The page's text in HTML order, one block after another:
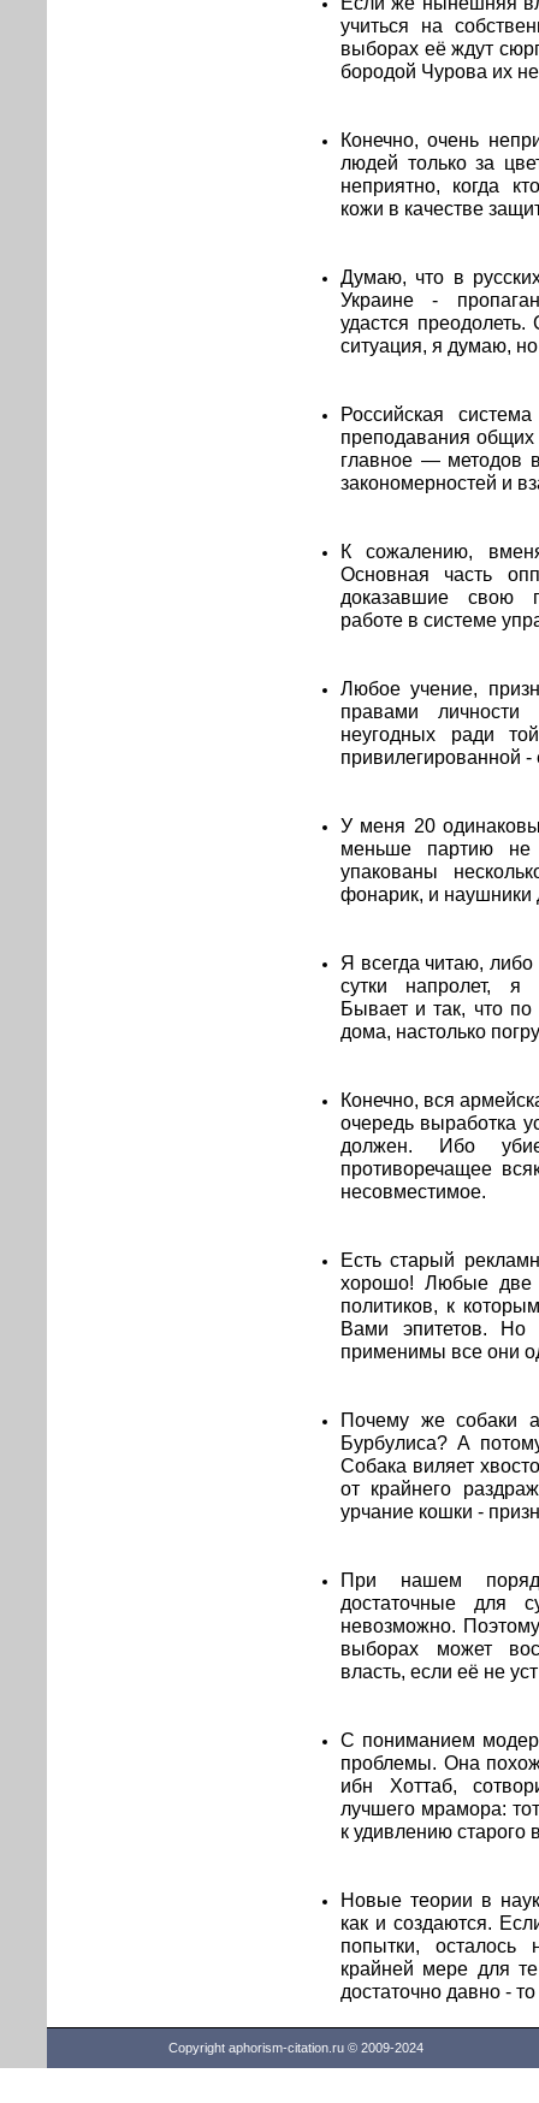
учиться на
выборах её ждут
бородой Чурова их
Конечно, очень
людей только за
неприятно, когда
кожи в качестве
Думаю, что в
Украине -
удастся
ситуация, я думаю,
Российская
преподавания
главное — методов
закономерностей и
К сожалению,
Основная часть
доказавшие свою
работе в системе
Любое учение,
правами личности
неугодных ради
привилегированной
У меня 20
меньше партию
упакованы
фонарик, и наушники
Я всегда читаю,
сутки напролет, я
Бывает и так, что
дома, настолько
Конечно, вся
очередь выработка
должен. Ибо
противоречащее
несовместимое.
Есть старый
хорошо! Любые две
политиков, к
Вами эпитетов.
применимы все они
Почему же собаки
Бурбулиса? А
Собака виляет
от крайнего
урчание кошки -
При нашем
достаточные для
невозможно.
выборах может
власть, если её не
С пониманием
проблемы. Она
ибн Хоттаб,
лучшего мрамора:
к удивлению старого
Новые теории в
как и создаются.
попытки,
крайней мере для
достаточно давно -
Copyright aphorism-citation.ru © 2009-2024